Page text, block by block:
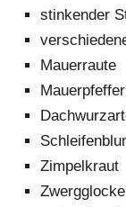
stinkender
Mauerraute
Mauerpfeffer
Zimpelkraut